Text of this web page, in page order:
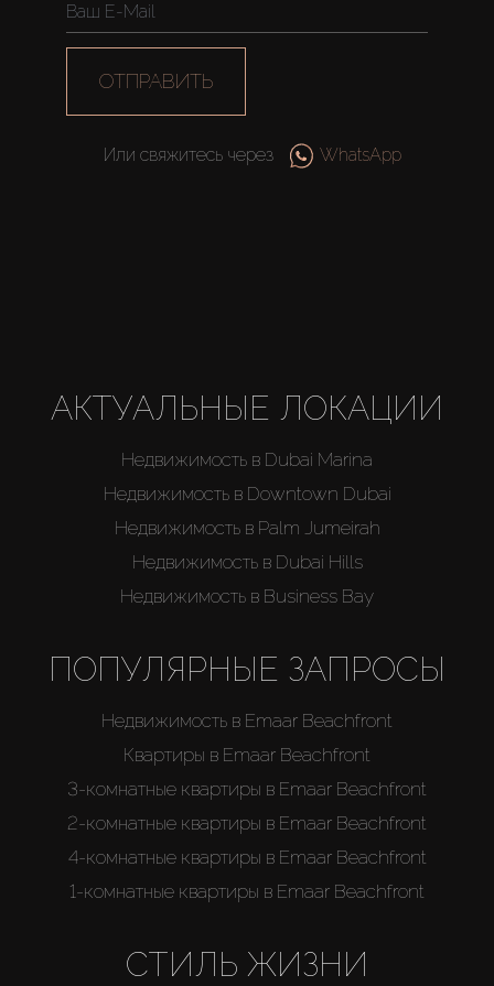
ОТПРАВИТЬ
Или свяжитесь через WhatsApp
АКТУАЛЬНЫЕ ЛОКАЦИИ
Недвижимость в Dubai Marina
Недвижимость в Downtown Dubai
Недвижимость в Palm Jumeirah
Недвижимость в Dubai Hills
Недвижимость в Business Bay
ПОПУЛЯРНЫЕ ЗАПРОСЫ
Недвижимость в Emaar Beachfront
Квартиры в Emaar Beachfront
3-комнатные квартиры в Emaar Beachfront
2-комнатные квартиры в Emaar Beachfront
4-комнатные квартиры в Emaar Beachfront
1-комнатные квартиры в Emaar Beachfront
СТИЛЬ ЖИЗНИ